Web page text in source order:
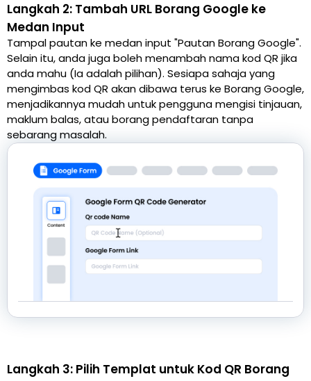
Langkah 2: Tambah URL Borang Google ke
Medan Input
Tampal pautan ke medan input "Pautan Borang Google".
Selain itu, anda juga boleh menambah nama kod QR jika
anda mahu (Ia adalah pilihan). Sesiapa sahaja yang
mengimbas kod QR akan dibawa terus ke Borang Google,
menjadikannya mudah untuk pengguna mengisi tinjauan,
maklum balas, atau borang pendaftaran tanpa
sebarang masalah.
Langkah 3: Pilih Templat untuk Kod QR Borang